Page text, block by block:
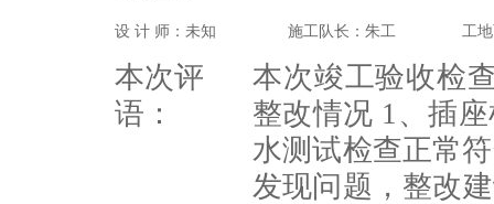
设 计 师：未知 施工队长：朱工 工
本次评
语：
本次竣工验收检
整改情况 1、插
水测试检查正常
发现问题，整改